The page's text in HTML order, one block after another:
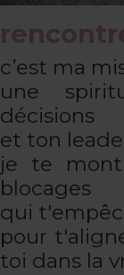
c’est ma
une
décisions
et ton
je te
blocages
qui
pour
toi dans la